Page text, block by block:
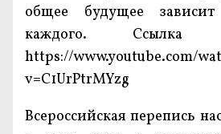
общее будущее
каждого.
https://www.youtube.com/
v=C1UrPtrMYzg
Всероссийская перепись